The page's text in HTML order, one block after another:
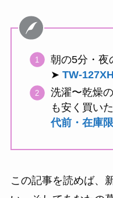
朝の5分・夜
➤TW-
洗濯〜乾燥
も安く買い
代前・在庫
この記事を読めば、